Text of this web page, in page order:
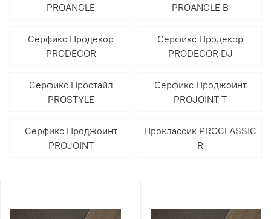
PROANGLE
PROANGLE B
Серфикс Продекор
PRODECOR
Серфикс Продекор
PRODECOR DJ
Серфикс Простайл
PROSTYLE
Серфикс Проджоинт
PROJOINT T
Серфикс Проджоинт
PROJOINT
Проклассик PROCLASSIC
R